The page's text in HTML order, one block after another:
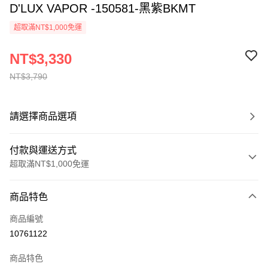
D'LUX VAPOR -150581-黑紫BKMT
超取滿NT$1,000免運
NT$3,790
NT$3,330
請選擇商品選項
付款與運送方式
超取滿NT$1,000免運
信用卡一次付款
超商取貨付款
運送方式
商品特色
商品編號
10761122
商品特色